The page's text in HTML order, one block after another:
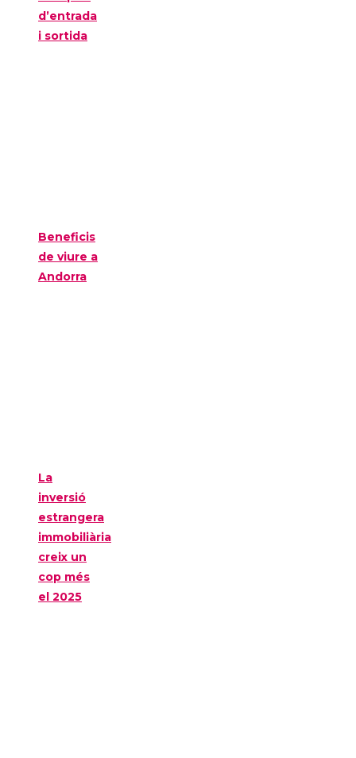
d’entrada
i sortida
Beneficis
de viure a
Andorra
La
inversió
estrangera
immobiliària
creix un
cop més
el 2025